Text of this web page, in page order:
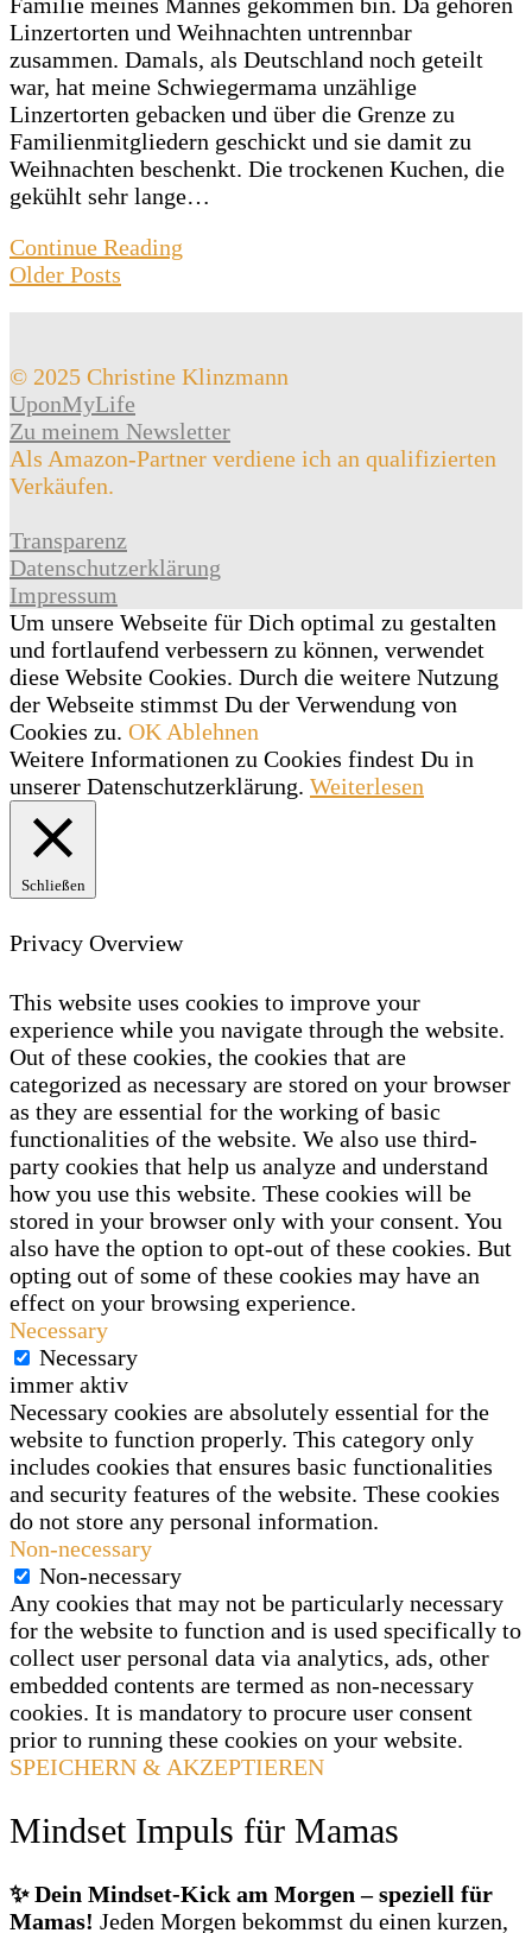
Linzertorten und Weihnachten untrennbar
zusammen. Damals, als Deutschland noch geteilt
war, hat meine Schwiegermama unzählige
Linzertorten gebacken und über die Grenze zu
Familienmitgliedern geschickt und sie damit zu
Weihnachten beschenkt. Die trockenen Kuchen, die
gekühlt sehr lange…
Continue Reading
Older Posts
© 2025 Christine Klinzmann
UponMyLife
Zu meinem Newsletter
Als Amazon-Partner verdiene ich an qualifizierten
Verkäufen.
Transparenz
Datenschutzerklärung
Impressum
Um unsere Webseite für Dich optimal zu gestalten
und fortlaufend verbessern zu können, verwendet
diese Website Cookies. Durch die weitere Nutzung
der Webseite stimmst Du der Verwendung von
Cookies zu. OK Ablehnen
Weitere Informationen zu Cookies findest Du in
unserer Datenschutzerklärung. Weiterlesen
Schließen
Privacy Overview
This website uses cookies to improve your
experience while you navigate through the website.
Out of these cookies, the cookies that are
categorized as necessary are stored on your browser
as they are essential for the working of basic
functionalities of the website. We also use third-
party cookies that help us analyze and understand
how you use this website. These cookies will be
stored in your browser only with your consent. You
also have the option to opt-out of these cookies. But
opting out of some of these cookies may have an
effect on your browsing experience.
Necessary
Necessary
immer aktiv
Necessary cookies are absolutely essential for the
website to function properly. This category only
includes cookies that ensures basic functionalities
and security features of the website. These cookies
do not store any personal information.
Non-necessary
Non-necessary
Any cookies that may not be particularly necessary
for the website to function and is used specifically to
collect user personal data via analytics, ads, other
embedded contents are termed as non-necessary
cookies. It is mandatory to procure user consent
prior to running these cookies on your website.
SPEICHERN & AKZEPTIEREN
Mindset Impuls für Mamas
✨ Dein Mindset‑Kick am Morgen – speziell für
Mamas! Jeden Morgen bekommst du einen kurzen,